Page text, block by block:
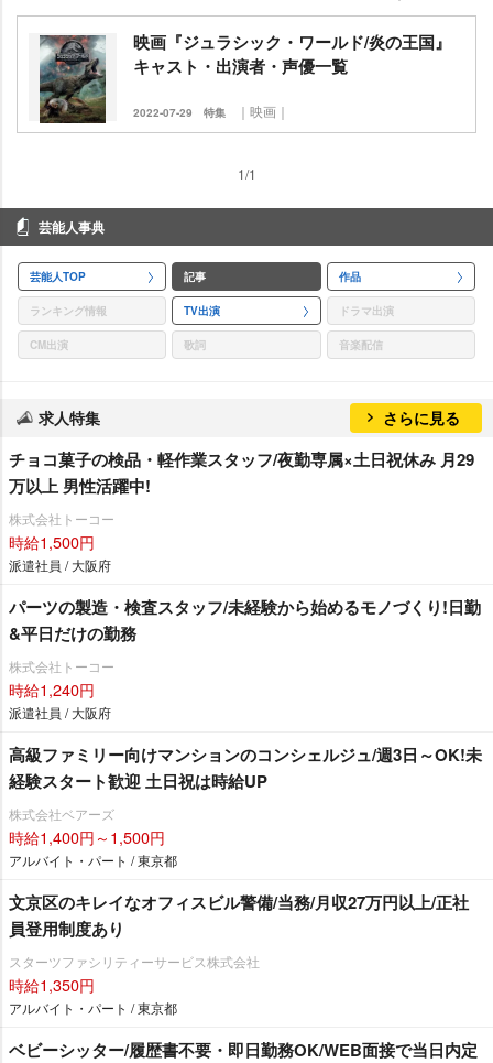
映画『ジュラシック・ワールド/炎の王国』
キャスト・出演者・声優一覧
2022-07-29 特集 ｜映画｜
1/1
芸能人事典
芸能人TOP 記事 作品
ランキング情報 TV出演 ドラマ出演
CM出演 歌詞 音楽配信
求人特集 さらに見る
チョコ菓子の検品・軽作業スタッフ/夜勤専属×土日祝休み 月29
万以上 男性活躍中!
株式会社トーコー
時給1,500円
派遣社員 / 大阪府
パーツの製造・検査スタッフ/未経験から始めるモノづくり!日勤
&平日だけの勤務
株式会社トーコー
時給1,240円
派遣社員 / 大阪府
高級ファミリー向けマンションのコンシェルジュ/週3日～OK!未
経験スタート歓迎 土日祝は時給UP
株式会社ベアーズ
時給1,400円～1,500円
アルバイト・パート / 東京都
文京区のキレイなオフィスビル警備/当務/月収27万円以上/正社
員登用制度あり
スターツファシリティーサービス株式会社
時給1,350円
アルバイト・パート / 東京都
ベビーシッター/履歴書不要・即日勤務OK/WEB面接で当日内定